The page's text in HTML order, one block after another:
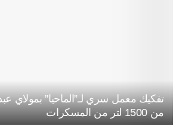
تفكيك معمل سري لـ”الماحيا” بمولاي
من 1500 لتر من المسكرات